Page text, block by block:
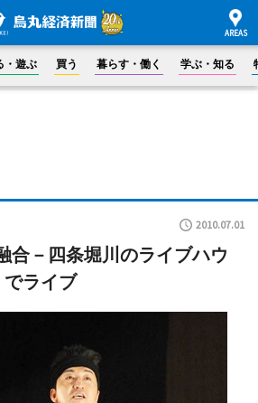
・遊ぶ 買う 暮らす・働く 学ぶ・知る
2010.07.01
合－四条堀川のライブハウ
ライブ